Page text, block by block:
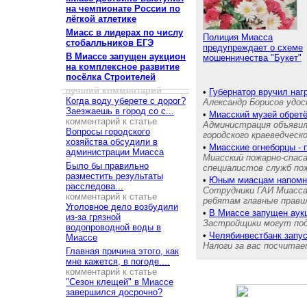
на чемпионате России по
лёгкой атлетике
Миасс в лидерах по числу
стобалльников ЕГЭ
В Миассе запущен аукцион
на комплексное развитие
посёлка Строителей
лучший комментарий
Когда воду уберете с дорог?
Заезжаешь в город со с...
комментарий к статье
Вопросы городского
хозяйства обсудили в
администрации Миасса
Было бы правильно
разместить результаты
расследова...
комментарий к статье
Уголовное дело возбудили
из-за грязной
водопроводной воды в
Миассе
Главная причина этого, как
мне кажется, в погоде....
комментарий к статье
"Сезон клещей" в Миассе
завершился досрочно?
Полиция Миасса
предупреждает о схеме
мошенничества "Букет"
• Губернатор вручил
Александр Борисов
• Миасский музей
Администрация
городского
• Миасские огнеборцы -
Миасский пожарно-
специалистов служб
• Юным миасцам
Сотрудники ГАИ
ребятам главные
• В Миассе запущен
Застройщики могут
• Челябинвестбанк
Налоги за вас